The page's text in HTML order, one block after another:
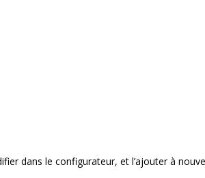
dans le configurateur, et l’ajouter à